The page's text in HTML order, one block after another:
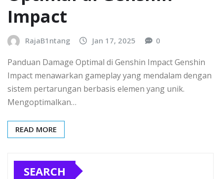
Impact
RajaB1ntang Jan 17, 2025 0
Panduan Damage Optimal di Genshin Impact Genshin
Impact menawarkan gameplay yang mendalam dengan
sistem pertarungan berbasis elemen yang unik.
Mengoptimalkan…
READ MORE
SEARCH